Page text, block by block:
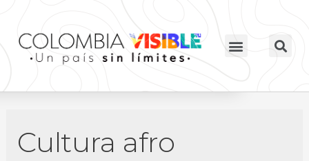
Cultura afro